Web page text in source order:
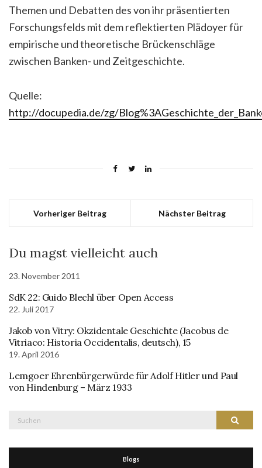
Themen und Debatten des von ihr präsentierten
Forschungsfelds mit dem reflektierten Plädoyer für
empirische und theoretische Brückenschläge
zwischen Banken- und Zeitgeschichte.
Quelle:
http://docupedia.de/zg/
Vorheriger Beitrag Nächster Beitrag
Du magst vielleicht auch
23. November 2011
SdK 22: Guido Blechl über Open Access
22. Juli 2017
Jakob von Vitry: Okzidentale Geschichte (Jacobus de
Vitriaco: Historia Occidentalis, deutsch), 15
19. April 2016
Lemgoer Ehrenbürgerwürde für Adolf Hitler und Paul
von Hindenburg – März 1933
Suchen
Blogs